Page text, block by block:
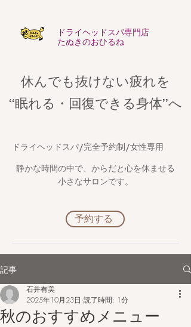
​ドライヘッドスパ専門店
たぬきのおひるね
休んでも抜けない疲れを
​“眠れる・回復できる身体”へ
​ドライヘッドスパ/完全予約制/女性専用
静かな時間の中で、からだと心を休ませる
小さなサロンです。
予約する
記事
秋のおすすめメニュー
石井有美
2025年10月23日 読了時間: 1分